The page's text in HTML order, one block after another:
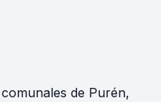
de Purén,